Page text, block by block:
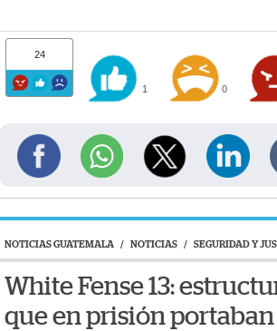
24
1 0
NOTICIAS GUATEMALA / NOTICIAS / SEGURIDAD Y
White Fense 13:
que en prisión